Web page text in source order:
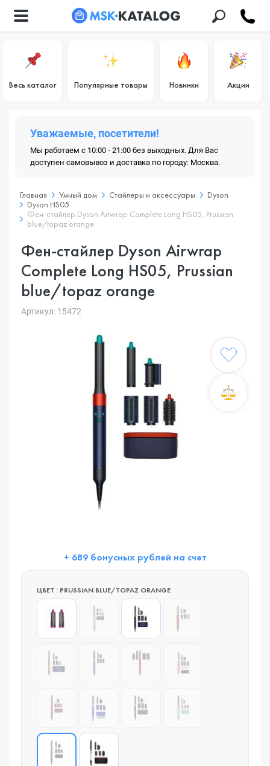
Весь каталог Популярные товары Новинки Акции
Уважаемые, посетители!
Мы работаем с 10:00 - 21:00 без выходных. Для Вас
доступен самовывоз и доставка по городу: Москва.
Главная Умный дом Стайлеры и аксессуары
Dyson
Dyson HS05
Фен-стайлер Dyson Airwrap Complete Long HS05, Prussian
blue/topaz orange
Фен-стайлер Dyson Airwrap
Complete Long HS05, Prussian
blue/topaz orange
Артикул: 15472
+ 689 бонусных рублей на счет
ЦВЕТ : PRUSSIAN BLUE/TOPAZ ORANGE